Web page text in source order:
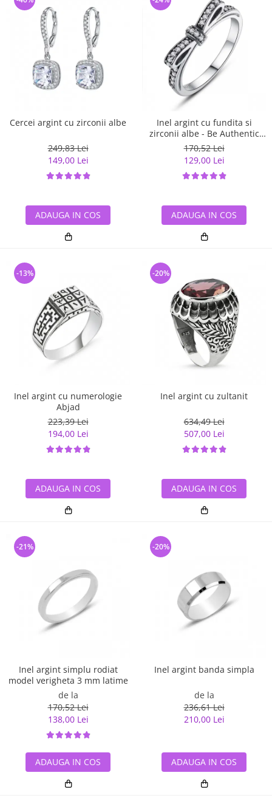
Cercei argint cu zirconii albe
249,83 Lei
149,00 Lei
ADAUGA IN COS
Inel argint cu fundita si
zirconii albe - Be Authentic
IST0007
170,52 Lei
129,00 Lei
ADAUGA IN COS
Inel argint cu numerologie
Abjad
223,39 Lei
194,00 Lei
-13%
ADAUGA IN COS
Inel argint cu zultanit
634,49 Lei
507,00 Lei
-20%
ADAUGA IN COS
Inel argint simplu rodiat
model verigheta 3 mm latime
de la
170,52 Lei
138,00 Lei
-21%
ADAUGA IN COS
Inel argint banda simpla
de la
236,61 Lei
210,00 Lei
-20%
ADAUGA IN COS